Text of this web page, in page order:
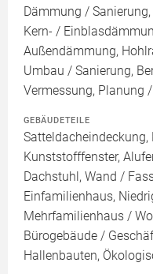
Dämmung /
Kern- /
Außendämmung,
Umbau / Sanierung,
Vermessung, Planung
GEBÄUDETEILE
Kunststofffenster,
Dachstuhl, Wand /
Einfamilienhaus,
Mehrfamilienhaus /
Bürogebäude /
Hallenbauten,